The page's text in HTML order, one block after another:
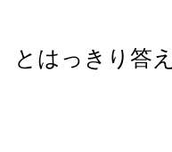
とはっきり答